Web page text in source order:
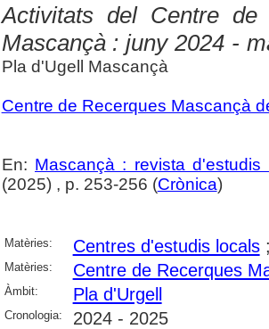
Activitats del Centre
Mascançà : juny 2024 -
Pla d'Ugell Mascançà
Centre de Recerques Mascançà
En: Mascançà : revista
(2025) , p. 253-256 (Crònica)
Matèries: Centres d'estudis locals
Matèries: Centre de Recerques
Àmbit: Pla d'Urgell
Cronologia: 2024 - 2025